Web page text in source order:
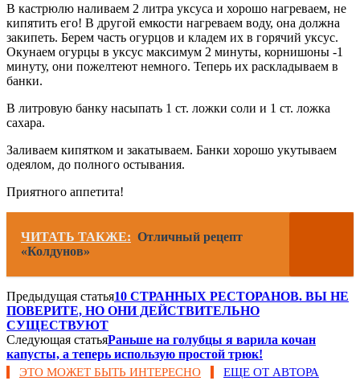
В кастрюлю наливаем 2 литра уксуса и хорошо нагреваем, не
кипятить его! В другой емкости нагреваем воду, она должна
закипеть. Берем часть огурцов и кладем их в горячий уксус.
Окунаем огурцы в уксус максимум 2 минуты, корнишоны -1
минуту, они пожелтеют немного. Теперь их раскладываем в
банки.
В литровую банку насыпать 1 ст. ложки соли и 1 ст. ложка
сахара.
Заливаем кипятком и закатываем. Банки хорошо укутываем
одеялом, до полного остывания.
Приятного аппетита!
ЧИТАТЬ ТАКЖЕ: Отличный рецепт
«Колдунов»
Предыдущая статья10 СТРАННЫХ РЕСТОРАНОВ. ВЫ НЕ
ПОВЕРИТЕ, НО ОНИ ДЕЙСТВИТЕЛЬНО
СУЩЕСТВУЮТ
Следующая статьяРаньше на голубцы я варила кочан
капусты, а теперь использую простой трюк!
ЭТО МОЖЕТ БЫТЬ ИНТЕРЕСНО ЕЩЕ ОТ АВТОРА